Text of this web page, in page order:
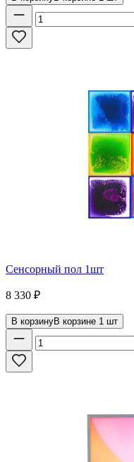
Сенсорный пол 1шт
8 330 ₽
В корзинуВ корзине 1 шт